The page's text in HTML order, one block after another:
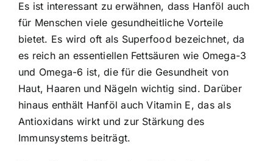
Es ist interessant zu erwähnen, dass Hanföl auch
für Menschen viele gesundheitliche Vorteile
bietet. Es wird oft als Superfood bezeichnet, da
es reich an essentiellen Fettsäuren wie Omega-3
und Omega-6 ist, die für die Gesundheit von
Haut, Haaren und Nägeln wichtig sind. Darüber
hinaus enthält Hanföl auch Vitamin E, das als
Antioxidans wirkt und zur Stärkung des
Immunsystems beiträgt.